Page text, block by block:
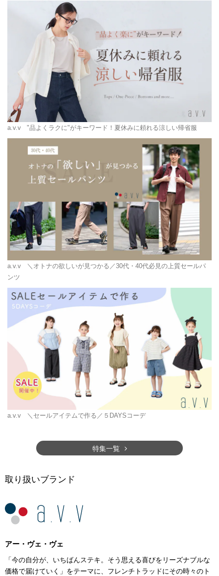
a.v.v "品よくラクに"がキーワード！夏休みに頼れる涼しい帰省服
a.v.v ＼オトナの欲しいが見つかる／30代・40代必見の上質セールパ
ンツ
a.v.v ＼セールアイテムで作る／５DAYSコーデ
特集一覧
取り扱いブランド
アー・ヴェ・ヴェ
「今の自分が、いちばんステキ。そう思える喜びをリーズナブルな
価格で届けていく」をテーマに、フレンチトラッドにその時々のト